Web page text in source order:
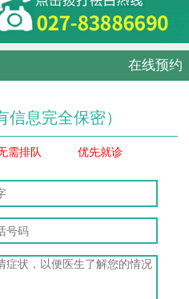
在线预约
信息完全保密）
需排队 优先就诊